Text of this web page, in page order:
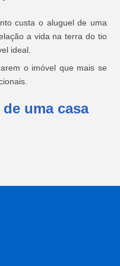
custa o aluguel de uma
a vida na terra do tio
ideal.
o imóvel que mais se
uma casa